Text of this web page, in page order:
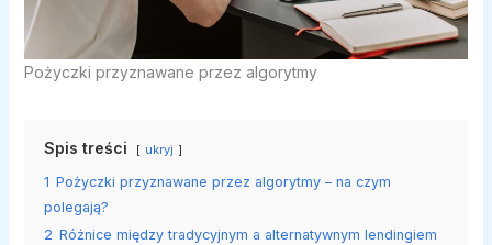
Pożyczki przyznawane przez algorytmy
Spis treści ukryj
1 Pożyczki przyznawane przez algorytmy – na czym
polegają?
2 Różnice między tradycyjnym a alternatywnym lendingiem